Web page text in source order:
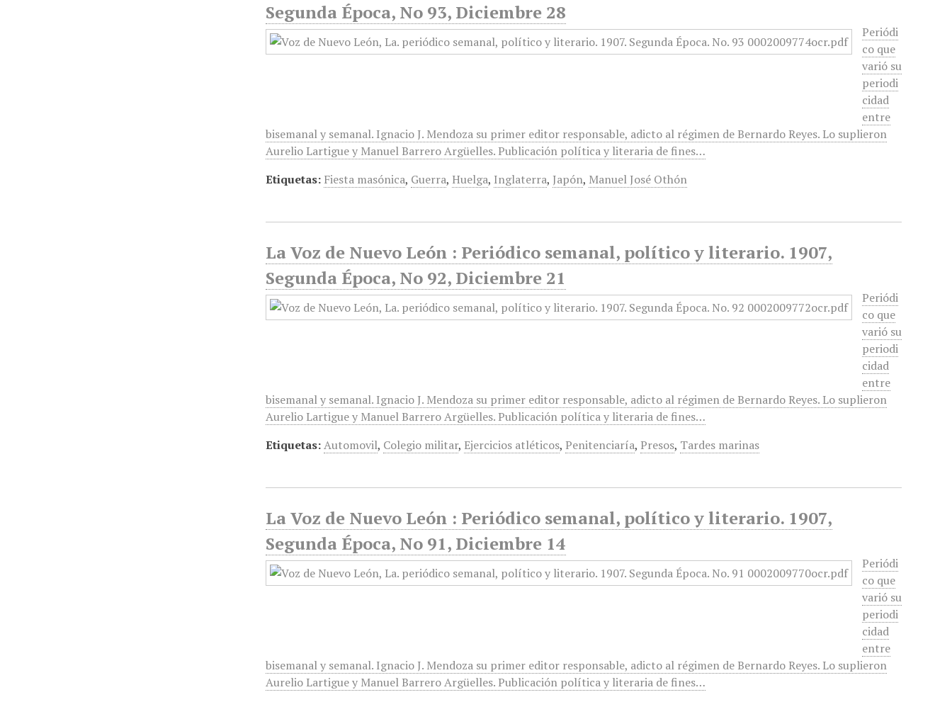
Segunda Época, No 93, Diciembre 28
Periódi
co que
varió su
periodi
cidad
entre
bisemanal y semanal. Ignacio J. Mendoza su primer editor responsable, adicto al régimen de Bernardo Reyes. Lo suplieron
Aurelio Lartigue y Manuel Barrero Argüelles. Publicación política y literaria de fines…
Etiquetas: Fiesta masónica, Guerra, Huelga, Inglaterra, Japón, Manuel José Othón
La Voz de Nuevo León : Periódico semanal, político y literario. 1907,
Segunda Época, No 92, Diciembre 21
Periódi
co que
varió su
periodi
cidad
entre
bisemanal y semanal. Ignacio J. Mendoza su primer editor responsable, adicto al régimen de Bernardo Reyes. Lo suplieron
Aurelio Lartigue y Manuel Barrero Argüelles. Publicación política y literaria de fines…
Etiquetas:Automovil, Colegio militar, Ejercicios atléticos, Penitenciaría, Presos, Tardes marinas
La Voz de Nuevo León : Periódico semanal, político y literario. 1907,
Segunda Época, No 91, Diciembre 14
Periódi
co que
varió su
periodi
cidad
entre
bisemanal y semanal. Ignacio J. Mendoza su primer editor responsable, adicto al régimen de Bernardo Reyes. Lo suplieron
Aurelio Lartigue y Manuel Barrero Argüelles. Publicación política y literaria de fines…